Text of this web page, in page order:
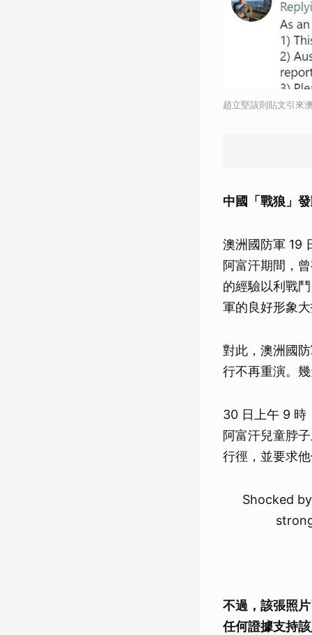
趙立堅該則貼文引來
中國「戰狼」
澳洲國防軍 19
阿富汗期間，
的經驗以利戰
軍的良好形象
對此，澳洲國
行不再重演。
30 日上午 9 時
阿富汗兒童脖
行徑，並要求
Shocked
不過，該張照
任何證據支持